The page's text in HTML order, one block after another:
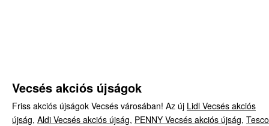
Vecsés akciós újságok
Friss akciós újságok Vecsés városában! Az új Lidl Vecsés akciós
újság, Aldi Vecsés akciós újság, PENNY Vecsés akciós újság, Tesco